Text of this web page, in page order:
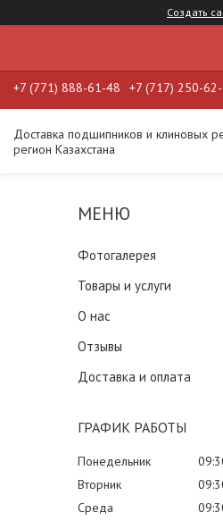
Создать
+7 (771) 888-61-48 +7 (717) 250-
Доставка подшипников и клиновых
регион Казахстана
Фотогалерея
Товары и услуги
О нас
Отзывы
Доставка и оплата
ГРАФИК РАБОТЫ
Понедельник
Вторник
Среда